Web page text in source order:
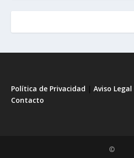
Política de Privacidad |Aviso Legal
Contacto
©